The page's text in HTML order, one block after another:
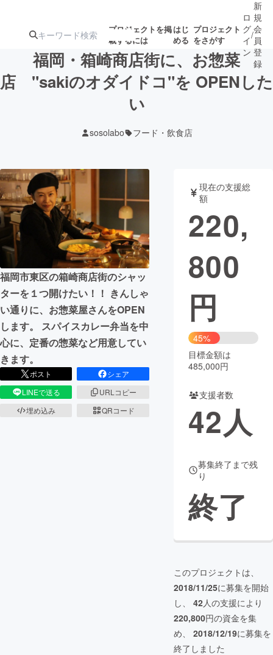
プロジェクトを掲
載するには
はじ
める
プロジェクト
をさがす
注目の新着プロ
テクノロジー・ガジェット
映像・映画 書籍・雑誌
ビジネス・起業 チャレンジ
まちづくり・地域活性化
CAMPFIRE for Social Good
CAMPFIRE Creation
CAMPFIREふるさと納税
コミュニティ
ロ
グ
イ
ン
/
新
規
会
員
登
録
福岡・箱崎商店街に、お惣菜
店 "sakiのオダイドコ"を OPENした
い
sosolabo フード・飲食店
福岡市東区の箱崎商店街のシャッ
ターを１つ開けたい！！ きんしゃ
い通りに、お惣菜屋さんをOPEN
します。 スパイスカレー弁当を中
心に、定番の惣菜など用意してい
きます。
ポスト
シェア
LINEで送る
URLコピー
埋め込み
QRコード
現在の支援総
額
220,
800
円
45%
目標金額は
485,000円
支援者数
42人
募集終了まで残
り
終了
このプロジェクトは、
2018/11/25に募集を開始
し、 42人の支援により
220,800円の資金を集
め、 2018/12/19に募集を
終了しました